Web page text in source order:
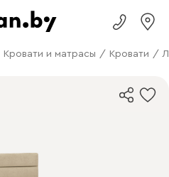
Кровати и матрасы / Кровати /